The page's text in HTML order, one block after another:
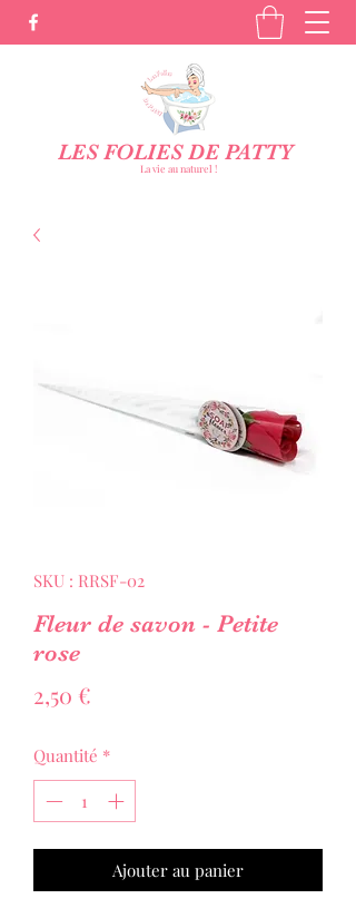
LES FOLIES DE PATTY
La vie au naturel !
SKU : RRSF-02
Fleur de savon - Petite
rose
2,50 €
Quantité *
Ajouter au panier